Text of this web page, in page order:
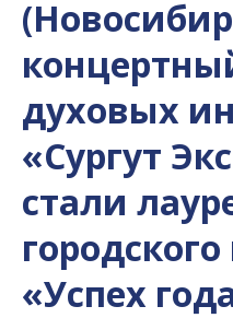
духовых
«Сургут
стали
«Успех